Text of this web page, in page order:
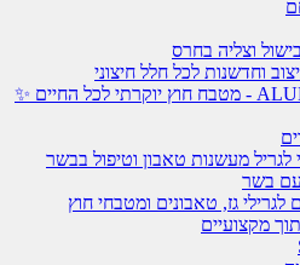
וצליה בחרס
לכל חלל חיצוני
- מטבחי חוץ ALUMEX - מטבח חוץ יוקרתי לכל החיים ✨
גז, טאבונים ומטבחי חוץ